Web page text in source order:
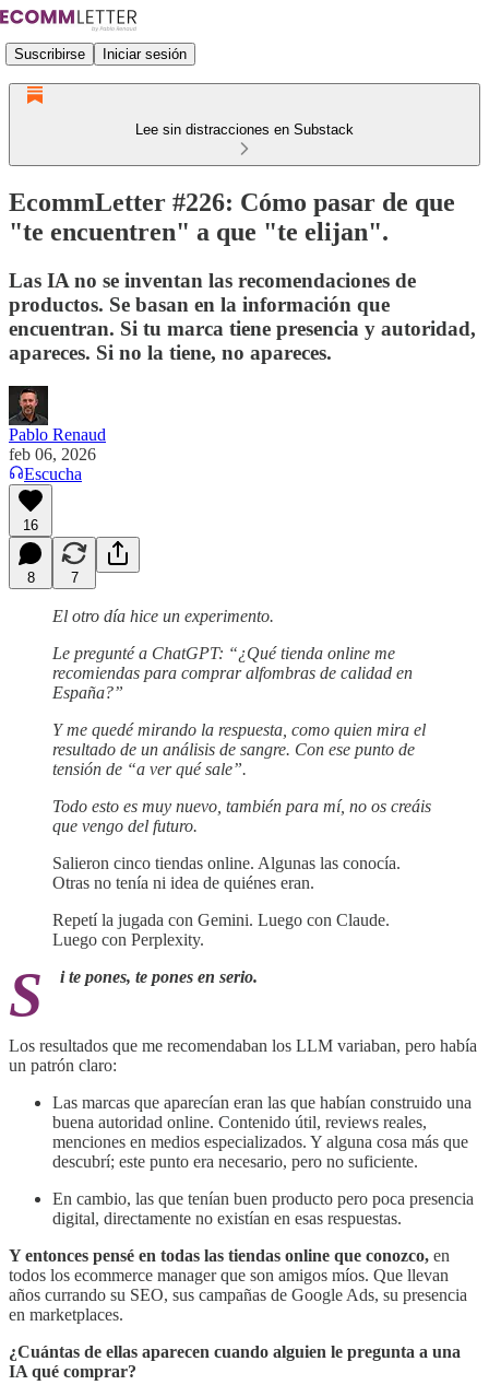
Suscribirse Iniciar sesión
Lee sin distracciones en Substack
EcommLetter #226: Cómo pasar de que
"te encuentren" a que "te elijan".
Las IA no se inventan las recomendaciones de
productos. Se basan en la información que
encuentran. Si tu marca tiene presencia y autoridad,
apareces. Si no la tiene, no apareces.
Pablo Renaud
feb 06, 2026
Escucha
16
8 7
El otro día hice un experimento.
Le pregunté a ChatGPT: “¿Qué tienda online me
recomiendas para comprar alfombras de calidad en
España?”
Y me quedé mirando la respuesta, como quien mira el
resultado de un análisis de sangre. Con ese punto de
tensión de “a ver qué sale”.
Todo esto es muy nuevo, también para mí, no os creáis
que vengo del futuro.
Salieron cinco tiendas online. Algunas las conocía.
Otras no tenía ni idea de quiénes eran.
Repetí la jugada con Gemini. Luego con Claude.
Luego con Perplexity.
S i te pones, te pones en serio.
Los resultados que me recomendaban los LLM variaban, pero había
un patrón claro:
Las marcas que aparecían eran las que habían construido una
buena autoridad online. Contenido útil, reviews reales,
menciones en medios especializados. Y alguna cosa más que
descubrí; este punto era necesario, pero no suficiente.
En cambio, las que tenían buen producto pero poca presencia
digital, directamente no existían en esas respuestas.
Y entonces pensé en todas las tiendas online que conozco, en
todos los ecommerce manager que son amigos míos. Que llevan
años currando su SEO, sus campañas de Google Ads, su presencia
en marketplaces.
¿Cuántas de ellas aparecen cuando alguien le pregunta a una
IA qué comprar?